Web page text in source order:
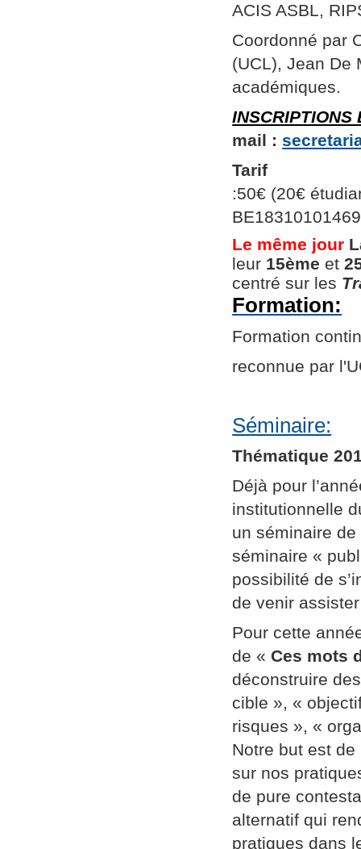
ACIS ASBL,
Coordonné par
(UCL), Jean De
académiques.
INSCRIPTIONS
mail :
Tarif
:50€ (20€
Le même jour
leur 15ème et
centré sur les
Formation:
Formation
reconnue par
Séminaire:
Thématique
Déjà pour
institutionnelle
un séminaire
séminaire «
possibilité de
de venir
Pour cette
de « Ces mots
déconstruire
cible », «
risques », «
Notre but est de
sur nos
de pure
alternatif qui
pratiques dans